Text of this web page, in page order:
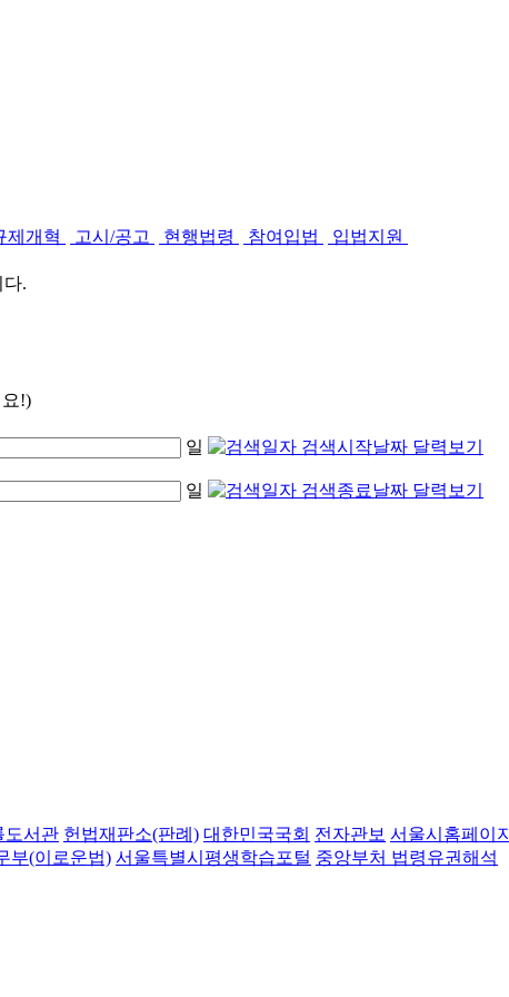
제개혁 고시/공고 현행법령 참여입법
입법지원
.
!)
일
일
도서관 헌법재판소(판례) 대한민국국회 전자관보 서울시홈페이지
부(이로운법) 서울특별시평생학습포털 중앙부처 법령유권해석